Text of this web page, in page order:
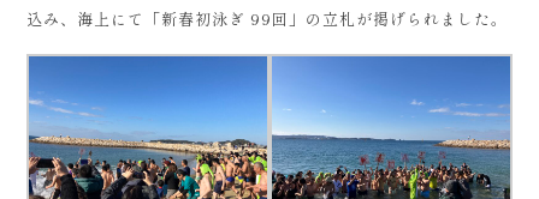
込み、海上にて「新春初泳ぎ 99回」の立札が掲げられました。